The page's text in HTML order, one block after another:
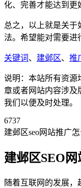
化、完善才能达到更
总之，以上就是关于
法。希望能对需要进
关键词 、 建邺区、 推
说明：本站所有资源
章或者网站内容涉及
我们以便及时处理。
6737
建邺区seo网站推广
建邺区SEO网
随着互联网的发展，